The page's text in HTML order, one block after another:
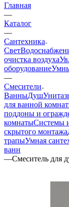
Главная
—
Каталог
—
Сантехника
Свет
очистка воздуха
оборудование
—
Смесители
ВанныДуш
для ванной
поддоны и
комнатыСистемы
скрытого монтажа
трапыУмная
ванн
—Смеситель для